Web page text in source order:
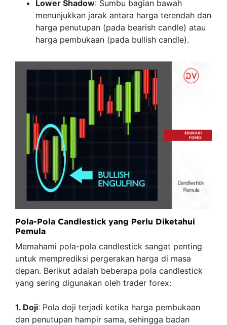
Lower Shadow: Sumbu bagian bawah
menunjukkan jarak antara harga terendah dan
harga penutupan (pada bearish candle) atau
harga pembukaan (pada bullish candle).
Pola-Pola Candlestick yang Perlu Diketahui
Pemula
Memahami pola-pola candlestick sangat penting
untuk memprediksi pergerakan harga di masa
depan. Berikut adalah beberapa pola candlestick
yang sering digunakan oleh trader forex:
1. Doji: Pola doji terjadi ketika harga pembukaan
dan penutupan hampir sama, sehingga badan